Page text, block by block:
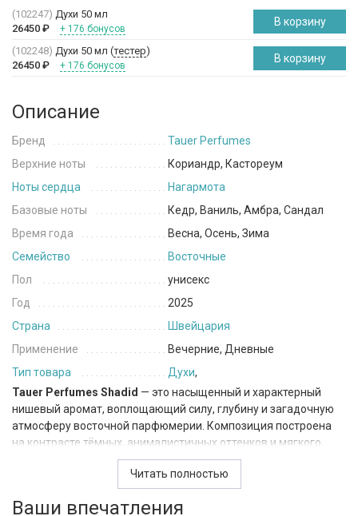
(102247) Духи 50 мл
26450 ₽ + 176 бонусов
В корзину
(102248) Духи 50 мл (тестер)
26450 ₽ + 176 бонусов
В корзину
Описание
Бренд
Tauer Perfumes
Верхние ноты
Кориандр, Кастореум
Ноты сердца
Нагармота
Базовые ноты
Кедр, Ваниль, Амбра, Сандал
Время года
Весна, Осень, Зима
Семейство
Восточные
Пол
унисекс
Год
2025
Страна
Швейцария
Применение
Вечерние, Дневные
Тип товара
Духи,
Tauer Perfumes Shadid — это насыщенный и характерный
нишевый аромат, воплощающий силу, глубину и загадочную
атмосферу восточной парфюмерии. Композиция построена
на контрасте тёмных, анималистичных оттенков и мягкого,
почти светящегося древесно-амбрового шлейфа.
Верх открывается пряно-анималистичным аккордом:
кориандр придаёт лёгкую ароматическую свежесть, а
Читать полностью
Ваши впечатления